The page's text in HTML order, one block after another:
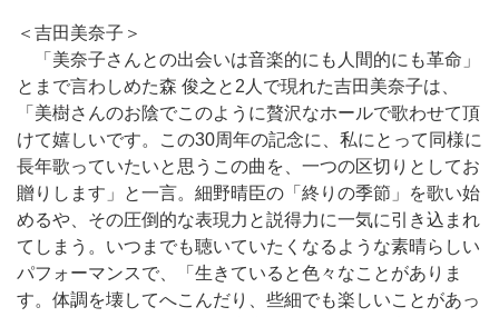
＜吉田美奈子＞
「美奈子さんとの出会いは音楽的にも人間的にも革命」
とまで言わしめた森 俊之と2人で現れた吉田美奈子は、
「美樹さんのお陰でこのように贅沢なホールで歌わせて頂
けて嬉しいです。この30周年の記念に、私にとって同様に
長年歌っていたいと思うこの曲を、一つの区切りとしてお
贈りします」と一言。細野晴臣の「終りの季節」を歌い始
めるや、その圧倒的な表現力と説得力に一気に引き込まれ
てしまう。いつまでも聴いていたくなるような素晴らしい
パフォーマンスで、「生きていると色々なことがありま
す。体調を壊してへこんだり、些細でも楽しいことがあっ